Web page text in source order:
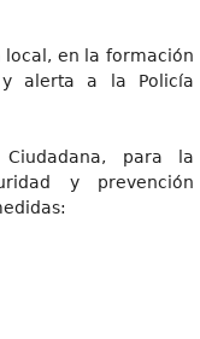
en la formación
alerta a la Policía
para la
y prevención